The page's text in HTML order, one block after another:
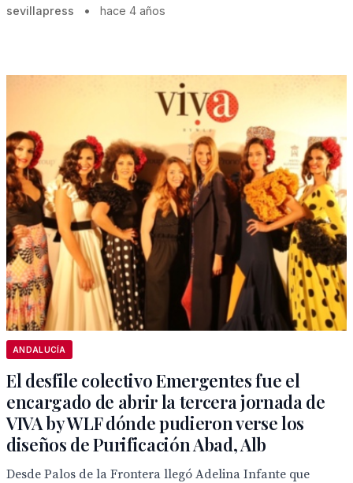
sevillapress • hace 4 años
ANDALUCÍA
El desfile colectivo Emergentes fue el
encargado de abrir la tercera jornada de
VIVA by WLF dónde pudieron verse los
diseños de Purificación Abad, Alb
Desde Palos de la Frontera llegó Adelina Infante que